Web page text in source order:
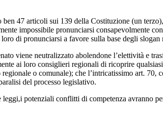
47 articoli sui 139 della Costituzione (un
impossibile pronunciarsi consapevolmente
di pronunciarsi a favore sulla base degli slogan
viene neutralizzato abolendone l’elettività e
ai loro consiglieri regionali di ricoprire
o comunale); che l’intricatissimo art. 70,
del processo legislativo.
potenziali conflitti di competenza avranno